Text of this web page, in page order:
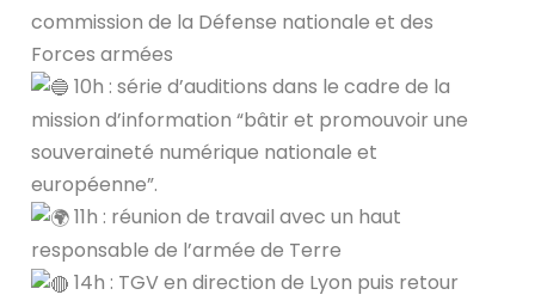
commission de la Défense nationale et des
Forces armées
10h : série d’auditions dans le cadre de la
mission d’information “bâtir et promouvoir une
souveraineté numérique nationale et
européenne”.
11h : réunion de travail avec un haut
responsable de l’armée de Terre
14h : TGV en direction de Lyon puis retour